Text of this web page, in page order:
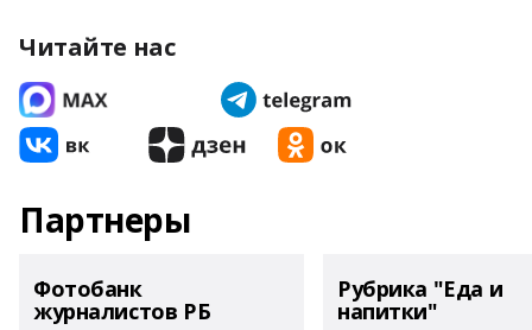
Читайте нас
Партнеры
Фотобанк
журналистов РБ
Рубрика "Еда и
напитки"